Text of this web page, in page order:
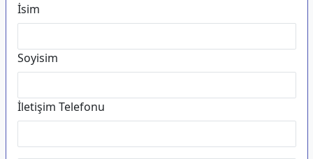
İsim
Soyisim
İletişim Telefonu